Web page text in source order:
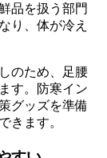
品を扱う部門
り、体が冷え
のため、足腰
す。防寒イン
グッズを準備
きます。